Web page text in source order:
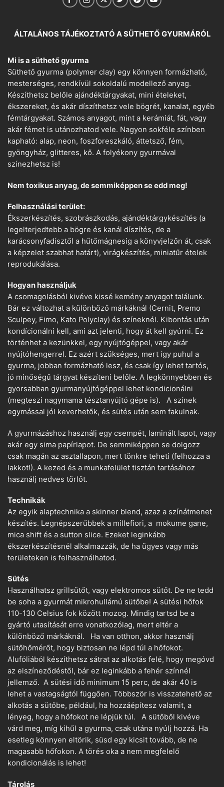
ÁLTALÁNOS TÁJÉKOZTATÓ A SÜTHETŐ GYURMÁRÓL
Mi is a süthető gyurma
Süthető gyurma (polymer clay) egy könnyen formázható,
mesterséges, rendkívül sokoldalú modellező anyag.
Készíthetsz belőle ajándéktárgyakat, mini ételeket,
ékszereket, és akár díszíthetsz vele bögrét, kanalat, egyéb
fémtárgyakat. Számos anyagot, mint a kerámiát, fát, vagy
akár fémet is utánozhatod vele. Nagyon sokféle színben
kapható: alap, neon, foszforeszkáló, áttetsző, fém,
gyöngyház, glitteres, kő. A folyékony gyurmával
színezhetsz is!
Nem toxikus anyag, de semmiképpen se edd meg!
Felhasználási terület:
Ékszerkészítés, szobrászkodás, ajándéktárgykészítés (a
legelterjedtebb a bögre és kanál díszítés, de a
karácsonyfadísztől a hűtőmágnesig a könyvjelzőn át, csak
a képzelet szabhat határt), virágkészítés, miniatűr ételek
reprodukálása.
Hogyan használjuk
A csomagolásból kivéve kissé kemény anyagot találunk.
Bár ez változhat a különböző márkáknál (Cernit, Premo
Sculpey, Fimo, Kato Polyclay) és színeknél. Kibontás után
kondícionálni kell, ami azt jelenti, hogy át kell gyúrni. Ez
történhet a kezünkkel, egy nyújtógéppel, vagy akár
nyújtóhengerrel. Ez azért szükséges, mert így puhul a
gyurma, jobban formázható lesz, és csak így lehet tartós,
jó minőségű tárgyat készíteni belőle. A legkönnyebben és
gyorsabban gyurmanyújtógéppel lehet kondicionálni
(megteszi nagymama tésztanyújtó gépe is). A színek
egymással jól keverhetők, és sütés után sem fakulnak.
A gyurmázáshoz használj egy csempét, laminált lapot, vagy
akár egy sima papírlapot. De semmiképpen se dolgozz
csak magán az asztallapon, mert tönkre teheti (felhozza a
lakkot!). A kezed és a munkafelület tisztán tartásához
használj nedves törlőt.
Technikák
Az egyik alaptechnika a skinner blend, azaz a színátmenet
készítés. Legnépszerűbbek a millefiori, a mokume gane,
mica shift és a sutton slice. Ezeket leginkább
ékszerkészítésnél alkalmazzák, de ha ügyes vagy más
területeken is felhasználhatod.
Sütés
Használhatsz grillsütőt, vagy elektromos sütőt. De ne tedd
be soha a gyurmát mikrohullámú sütőbe! A sütési hőfok
110-130 Celsius fok között mozog. Mindig tartsd be a
gyártó utasítását erre vonatkozólag, mert eltér a
különböző márkáknál. Ha van otthon, akkor használj
sütőhőmérőt, hogy biztosan ne lépd túl a hőfokot.
Alufóliából készíthetsz sátrat az alkotás felé, hogy megóvd
az elszíneződéstől, bár ez leginkább a fehér színnél
jellemző. A sütési idő minimum 15 perc, de akár 40 is
lehet a vastagságtól függően. Többször is visszatehető az
alkotás a sütőbe, például, ha hozzáépítesz valamit, a
lényeg, hogy a hőfokot ne lépjük túl. A sütőből kivéve
várd meg, míg kihűl a gyurma, csak utána nyúlj hozzá. Ha
esetleg könnyen eltörik, süsd egy kicsit tovább, de ne
magasabb hőfokon. A törés oka a nem megfelelő
kondicionálás is lehet!
Tárolás